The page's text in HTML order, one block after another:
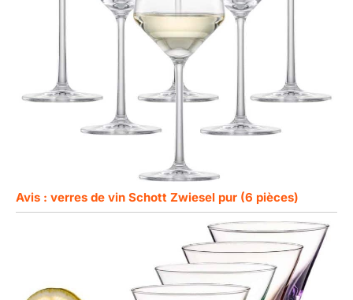
Avis : verres de vin Schott Zwiesel pur (6 pièces)